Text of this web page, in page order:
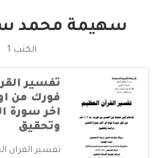
سهيمة محمد
الكتب 1
تفسير
فورك من
اخر سورة
وتحقيق
تفسير القران